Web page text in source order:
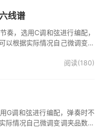
线谱
奏，选用C调和弦进行编配，
以根据实际情况自己微调变调
曲原版编配，完整的前奏、间
阅读(180)
G调和弦进行编配，弹奏时不
际情况自己微调变调夹品数。